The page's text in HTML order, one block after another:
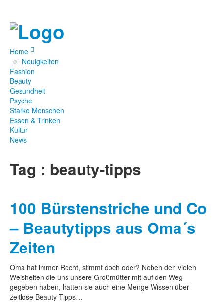
Home
Neuigkeiten
Fashion
Beauty
Gesundheit
Psyche
Starke Menschen
Essen & Trinken
Kultur
News
Tag : beauty-tipps
100 Bürstenstriche und Co
– Beautytipps aus Oma´s
Zeiten
Oma hat immer Recht, stimmt doch oder? Neben den vielen
Weisheiten die uns unsere Großmütter mit auf den Weg
gegeben haben, hatten sie auch eine Menge Wissen über
zeitlose Beauty-Tipps…